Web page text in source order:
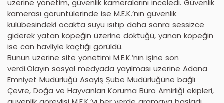
üzerine yönetim, güvenlik kameralarını inceledi. Güvenlik
kamerası görüntülerinde ise M.E.K.’nın güvenlik
kulübesindeki ocakta suyu ısıtıp daha sonra sessizce
giderek yatan köpeğin üzerine döktüğü, yanan köpeğin
ise can havliyle kaçtığı görüldü.
Bunun üzerine site yönetimi M.E.K.’nın işine son
verdi.Olayın sosyal medyada yayılması üzerine Adana
Emniyet Müdürlüğü Asayiş Şube Müdürlüğüne bağlı
Çevre, Doğa ve Hayvanları Koruma Büro Amirliği ekipleri,